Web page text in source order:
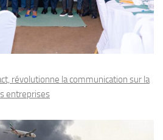
révolutionne la communication sur la
entreprises